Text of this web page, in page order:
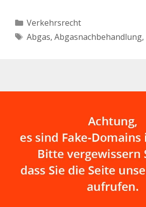
Kategorien
Verkehrsrecht
Schlagwörter
Abgas, Abgasnachbehandlung,